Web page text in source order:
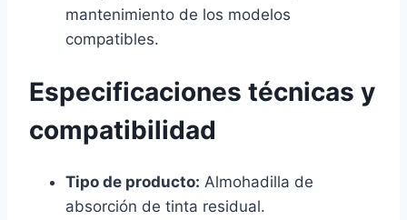
mantenimiento de los modelos
compatibles.
Especificaciones técnicas y
compatibilidad
Tipo de producto: Almohadilla de
absorción de tinta residual.